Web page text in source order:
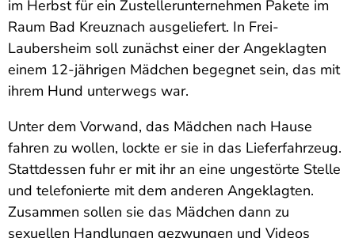
im Herbst für ein Zustellerunternehmen Pakete im
Raum Bad Kreuznach ausgeliefert. In Frei-
Laubersheim soll zunächst einer der Angeklagten
einem 12-jährigen Mädchen begegnet sein, das mit
ihrem Hund unterwegs war.
Unter dem Vorwand, das Mädchen nach Hause
fahren zu wollen, lockte er sie in das Lieferfahrzeug.
Stattdessen fuhr er mit ihr an eine ungestörte Stelle
und telefonierte mit dem anderen Angeklagten.
Zusammen sollen sie das Mädchen dann zu
sexuellen Handlungen gezwungen und Videos